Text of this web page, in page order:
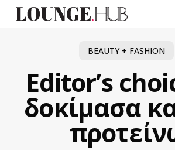
BEAUTY + FASHION
Editor’s
δοκίμασα